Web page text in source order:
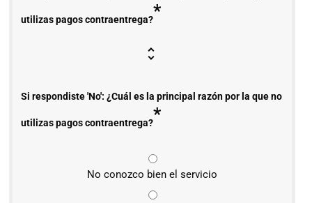
utilizas pagos contraentrega?*
Si respondiste 'No': ¿Cuál es la principal razón por la que no
utilizas pagos contraentrega?*
No conozco bien el servicio